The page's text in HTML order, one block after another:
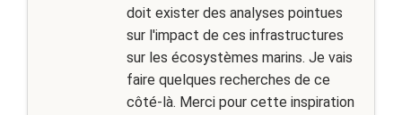
doit exister des analyses pointues
sur l'impact de ces infrastructures
sur les écosystèmes marins. Je vais
faire quelques recherches de ce
côté-là. Merci pour cette inspiration